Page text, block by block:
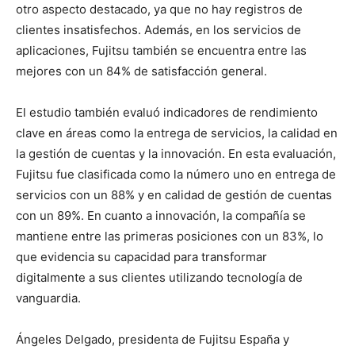
otro aspecto destacado, ya que no hay registros de
clientes insatisfechos. Además, en los servicios de
aplicaciones, Fujitsu también se encuentra entre las
mejores con un 84% de satisfacción general.
El estudio también evaluó indicadores de rendimiento
clave en áreas como la entrega de servicios, la calidad en
la gestión de cuentas y la innovación. En esta evaluación,
Fujitsu fue clasificada como la número uno en entrega de
servicios con un 88% y en calidad de gestión de cuentas
con un 89%. En cuanto a innovación, la compañía se
mantiene entre las primeras posiciones con un 83%, lo
que evidencia su capacidad para transformar
digitalmente a sus clientes utilizando tecnología de
vanguardia.
Ángeles Delgado, presidenta de Fujitsu España y